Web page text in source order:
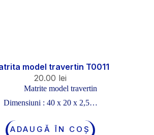
model travertin T0011
20.00 lei
Matrite model travertin
Dimensiuni : 40 x 20 x 2,5…
ADAUGĂ ÎN COȘ